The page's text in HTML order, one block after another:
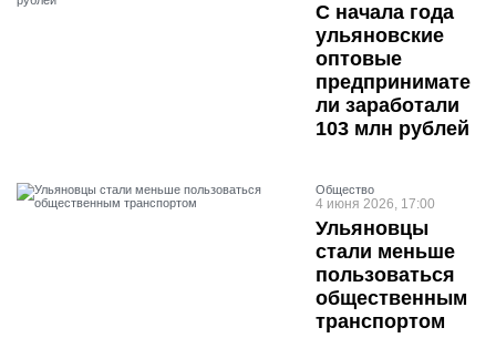
С начала года
ульяновские
оптовые
предпринимате
ли заработали
103 млн рублей
Общество
4 июня 2026, 17:00
Ульяновцы
стали меньше
пользоваться
общественным
транспортом